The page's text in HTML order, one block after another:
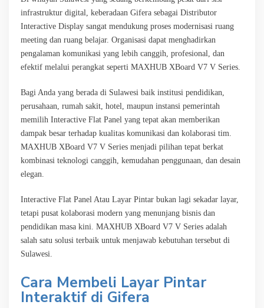
infrastruktur digital, keberadaan Gifera sebagai Distributor
Interactive Display sangat mendukung proses modernisasi ruang
meeting dan ruang belajar. Organisasi dapat menghadirkan
pengalaman komunikasi yang lebih canggih, profesional, dan
efektif melalui perangkat seperti MAXHUB XBoard V7 V Series.
Bagi Anda yang berada di Sulawesi baik institusi pendidikan,
perusahaan, rumah sakit, hotel, maupun instansi pemerintah
memilih Interactive Flat Panel yang tepat akan memberikan
dampak besar terhadap kualitas komunikasi dan kolaborasi tim.
MAXHUB XBoard V7 V Series menjadi pilihan tepat berkat
kombinasi teknologi canggih, kemudahan penggunaan, dan desain
elegan.
Interactive Flat Panel Atau Layar Pintar bukan lagi sekadar layar,
tetapi pusat kolaborasi modern yang menunjang bisnis dan
pendidikan masa kini. MAXHUB XBoard V7 V Series adalah
salah satu solusi terbaik untuk menjawab kebutuhan tersebut di
Sulawesi.
Cara Membeli Layar Pintar
Interaktif di Gifera